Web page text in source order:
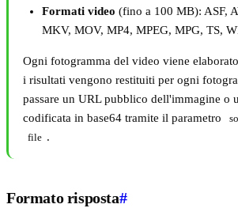
Formati video (fino a 100 MB): ASF,
MKV, MOV, MP4, MPEG, MPG, TS,
Ogni fotogramma del video viene
i risultati vengono restituiti per ogni
passare un URL pubblico dell'immagine o
codificata in base64 tramite il parametro
file .
Formato risposta#